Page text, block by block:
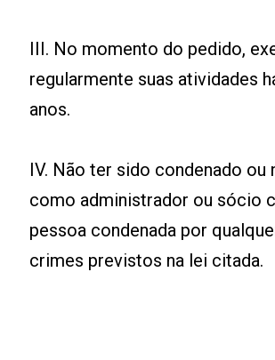
III. No momento do pedido,
regularmente suas atividades
anos.
IV. Não ter sido condenado ou
como administrador ou sócio
pessoa condenada por
crimes previstos na lei citada.